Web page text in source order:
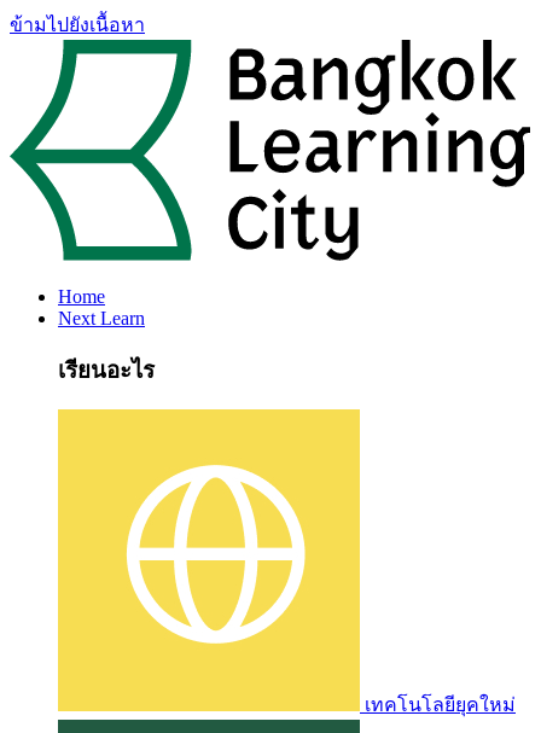
ข้ามไปยังเนื้อหา
Home
Next Learn
เรียนอะไร
เทคโนโลยียุคใหม่